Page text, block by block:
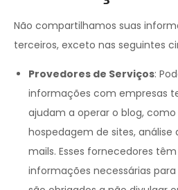
Não compartilhamos suas
terceiros, exceto nas seguintes
Provedores de Serviços:
informações com empresas
ajudam a operar o blog, como
hospedagem de sites,
mails. Esses fornecedores
informações necessárias